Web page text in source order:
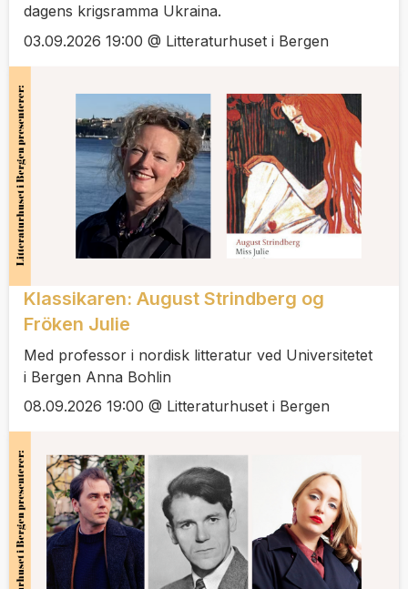
dagens krigsramma Ukraina.
03.09.2026 19:00 @ Litteraturhuset i Bergen
Klassikaren: August Strindberg og
Fröken Julie
Med professor i nordisk litteratur ved Universitetet
i Bergen Anna Bohlin
08.09.2026 19:00 @ Litteraturhuset i Bergen